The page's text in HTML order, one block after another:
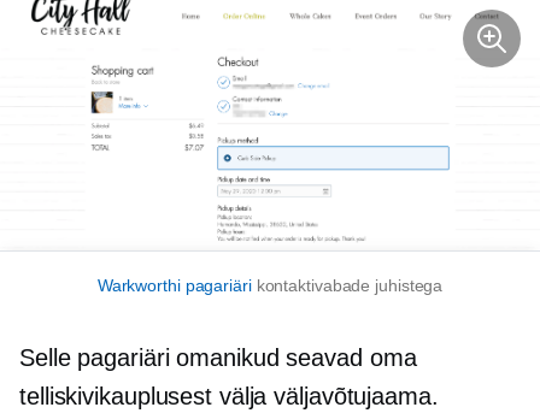
Warkworthi pagariärikontaktivabade juhistega
Selle pagariäri omanikud seavad oma
telliskivikauplusest välja väljavõtujaama.